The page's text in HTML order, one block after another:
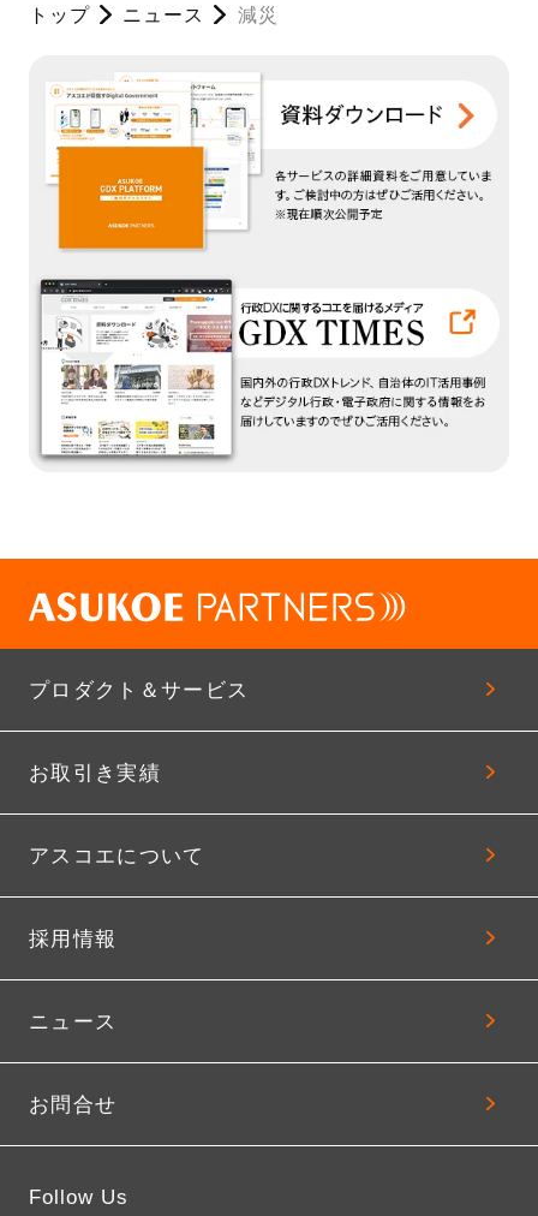
トップ ニュース 減災
プロダクト＆サービス
お取引き実績
アスコエについて
採用情報
ニュース
お問合せ
Follow Us